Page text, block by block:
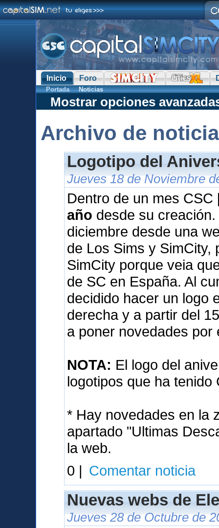
Inicio Foro
Portada Noticias
Mostrar opciones
Archivo de
Logotipo del
Jueves 18 de Noviembre
Dentro de un mes
año desde su
diciembre desde una
de Los Sims y SimCity,
SimCity porque veia
de SC en España. Al
decidido hacer un logo
derecha y a partir del
a poner novedades
NOTA: El logo del
logotipos que ha tenido
* Hay novedades en la
apartado "Ultimas
la web.
0 | Comentar noticia
Nuevas webs de
Jueves 28 de Octubre de